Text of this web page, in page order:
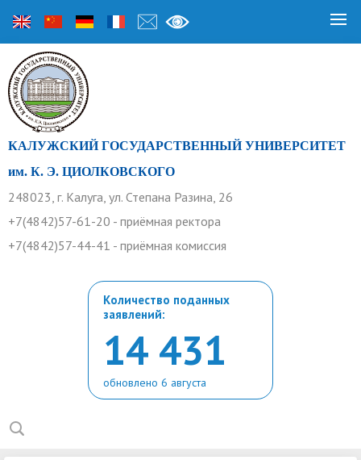
КАЛУЖСКИЙ ГОСУДАРСТВЕННЫЙ УНИВЕРСИТЕТ
им. К. Э. ЦИОЛКОВСКОГО
248023, г. Калуга, ул. Степана Разина, 26
+7(4842)57-61-20 - приёмная ректора
+7(4842)57-44-41 - приёмная комиссия
Количество поданных
заявлений:
14 431
обновлено 6 августа